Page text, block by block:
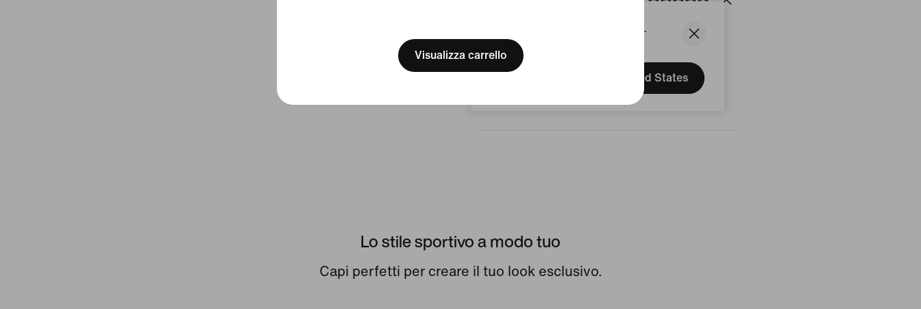
We think you are in United States.
Update your location?
United States
Visualizza carrello
Lo stile sportivo a modo tuo
Capi perfetti per creare il tuo look esclusivo.